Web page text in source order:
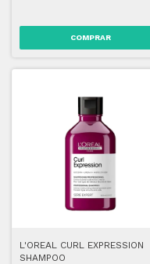
L'OREAL CURL EXPRESSION
SHAMPOO